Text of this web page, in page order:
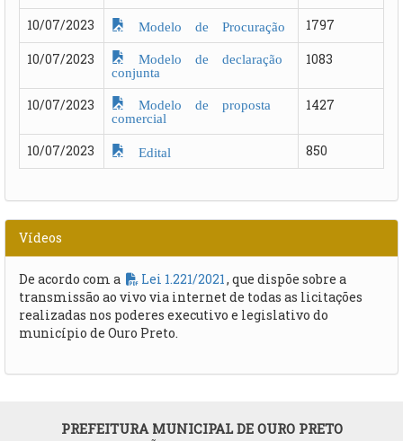
10/07/2023 Modelo de Procuração
1797
10/07/2023
Modelo de declaração
conjunta
1083
10/07/2023
Modelo de proposta
comercial
1427
10/07/2023 Edital 850
Vídeos
De acordo com a Lei 1.221/2021 , que dispõe sobre a
transmissão ao vivo via internet de todas as licitações
realizadas nos poderes executivo e legislativo do
município de Ouro Preto.
PREFEITURA MUNICIPAL DE OURO PRETO